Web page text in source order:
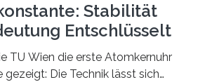
Stabilität
Entschlüsselt
TU Wien die erste Atomkernuhr
gezeigt: Die Technik lässt sich